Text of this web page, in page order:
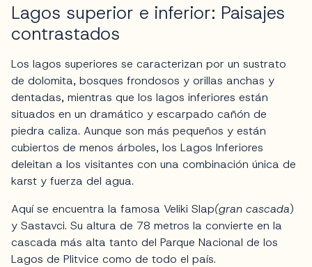
Lagos superior e inferior: Paisajes
contrastados
Los lagos superiores se caracterizan por un sustrato
de dolomita, bosques frondosos y orillas anchas y
dentadas, mientras que los lagos inferiores están
situados en un dramático y escarpado cañón de
piedra caliza. Aunque son más pequeños y están
cubiertos de menos árboles, los Lagos Inferiores
deleitan a los visitantes con una combinación única de
karst y fuerza del agua.
Aquí se encuentra la famosa Veliki Slap(gran cascada)
y Sastavci. Su altura de 78 metros la convierte en la
cascada más alta tanto del Parque Nacional de los
Lagos de Plitvice como de todo el país.